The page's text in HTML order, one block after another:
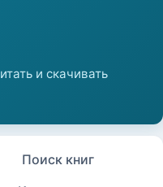
Поиск книг